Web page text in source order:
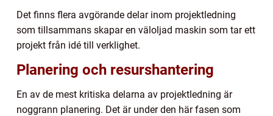
Det finns flera avgörande delar inom projektledning
som tillsammans skapar en väloljad maskin som tar ett
projekt från idé till verklighet.
Planering och resurshantering
En av de mest kritiska delarna av projektledning är
noggrann planering. Det är under den här fasen som